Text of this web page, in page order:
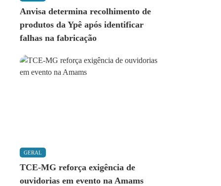
Anvisa determina recolhimento de
produtos da Ypê após identificar
falhas na fabricação
GERAL
TCE-MG reforça exigência de
ouvidorias em evento na Amams